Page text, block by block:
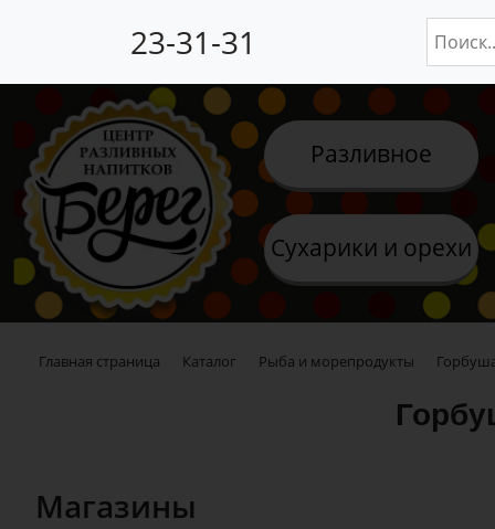
23-31-31
Разливное
Сухарики и орехи
Главная страница Каталог Рыба и морепродукты
Магазины